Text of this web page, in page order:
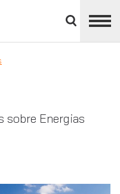
divisions
panel
sobre Energias